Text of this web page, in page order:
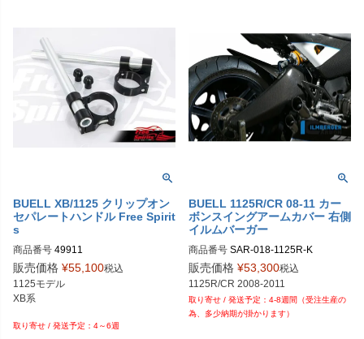
BUELL XB/1125 クリップオン
セパレートハンドル Free Spirit
s
商品番号 49911
販売価格 ¥55,100税込
1125モデル
XB系
4～6週
BUELL 1125R/CR 08-11 カー
ボンスイングアームカバー 右側
イルムバーガー
商品番号 SAR-018-1125R-K
SAR.018.1125R.K
販売価格 ¥53,300税込
1125R/CR 2008-2011
4-8週間（受注生産の
為、多少納期が掛かります）